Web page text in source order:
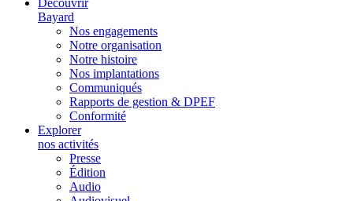
Découvrir
Bayard
Nos engagements
Notre organisation
Notre histoire
Nos implantations
Communiqués
Rapports de gestion & DPEF
Conformité
Explorer
nos activités
Presse
Édition
Audio